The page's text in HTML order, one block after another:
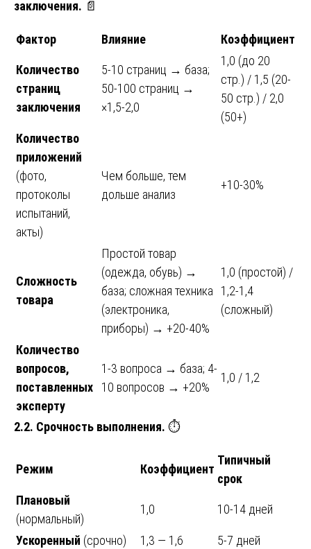
заключения. 📄
Фактор Влияние Коэффициент
Количество
страниц
заключения
5-10 страниц → база;
50-100 страниц →
×1,5-2,0
1,0 (до 20
стр.) / 1,5 (20-
50 стр.) / 2,0
(50+)
Количество
приложений
(фото,
протоколы
испытаний,
акты)
Чем больше, тем
дольше анализ
+10-30%
Сложность
товара
Простой товар
(одежда, обувь) →
база; сложная техника
(электроника,
приборы) → +20-40%
1,0 (простой) /
1,2-1,4
(сложный)
Количество
вопросов,
поставленных
эксперту
1-3 вопроса → база; 4-
10 вопросов → +20%
1,0 / 1,2
2.2. Срочность выполнения. ⏱️
Режим Коэффициент
Типичный
срок
Плановый
(нормальный)
1,0 10-14 дней
Ускоренный (срочно) 1,3 — 1,6
5-7 дней